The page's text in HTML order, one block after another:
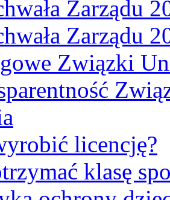
Zarządu
Zarządu
Związki
licencję?
klasę